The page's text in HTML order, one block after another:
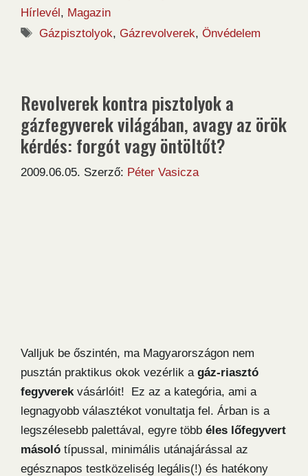
Hírlevél , Magazin
Címkék
Gázpisztolyok, Gázrevolverek,Önvédelem
Revolverek kontra pisztolyok a
gázfegyverek világában, avagy az örök
kérdés: forgót vagy öntöltőt?
2009.06.05. Szerző: Péter Vasicza
Valljuk be őszintén, ma Magyarországon nem
pusztán praktikus okok vezérlik a gáz-riasztó
fegyverek vásárlóit! Ez az a kategória, ami a
legnagyobb választékot vonultatja fel. Árban is a
legszélesebb palettával, egyre több éles lőfegyvert
másoló típussal, minimális utánajárással az
egésznapos testközeliség legális(!) és hatékony